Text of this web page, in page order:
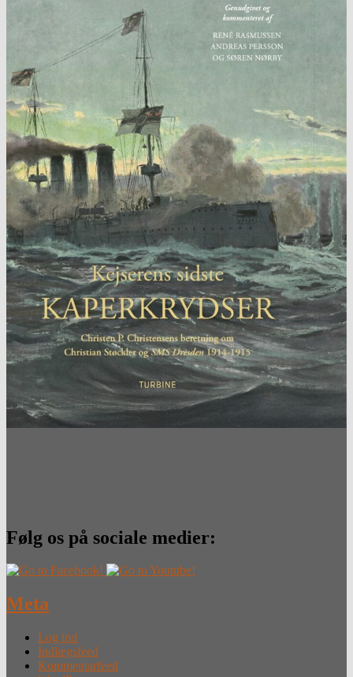
Følg os på sociale medier:
Meta
Log ind
Indlægsfeed
Kommentarfeed